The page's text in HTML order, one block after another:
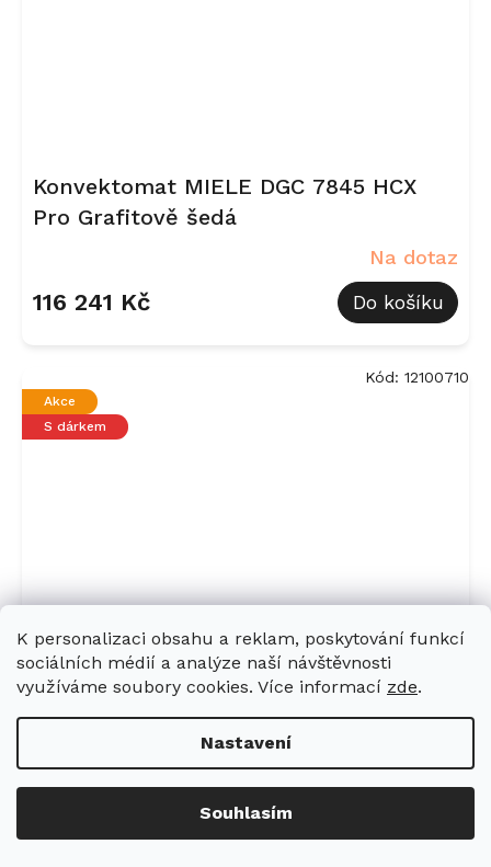
K personalizaci obsahu a reklam, poskytování funkcí
sociálních médií a analýze naší návštěvnosti
využíváme soubory cookies. Více informací zde.
Nastavení
Souhlasím
Konvektomat MIELE DGC 7845 HCX
Pro Grafitově šedá
Na dotaz
116 241 Kč Do košíku
Akce
S dárkem
Konvektomat MIELE DGC 7845 HCX
Pro Obsidian černá
Na dotaz
116 241 Kč Do košíku
Kód: 12100710